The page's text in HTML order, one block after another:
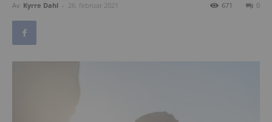
Av Kyrre Dahl - 26. februar 2021 0
671